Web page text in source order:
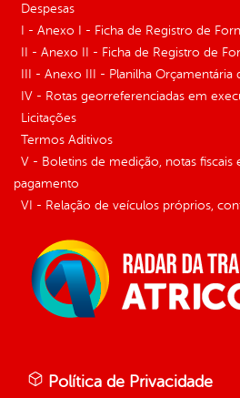
Despesas
I - Anexo I - Ficha de Registro de
II - Anexo II - Ficha de Registro de
III - Anexo III - Planilha Orçamentária
IV - Rotas georreferenciadas em
Licitações
Termos Aditivos
V - Boletins de medição, notas fiscais
pagamento
VI - Relação de veículos próprios,
Política de Privacidade